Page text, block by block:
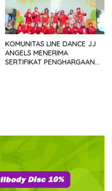
KOMUNITAS LINE DANCE JJ
ANGELS MENERIMA
SERTIFIKAT PENGHARGAAN